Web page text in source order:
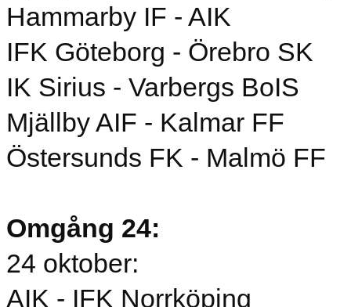
Hammarby IF - AIK
IFK Göteborg - Örebro SK
IK Sirius - Varbergs BoIS
Mjällby AIF - Kalmar FF
Östersunds FK - Malmö FF
Omgång 24:
24 oktober:
AIK - IFK Norrköping